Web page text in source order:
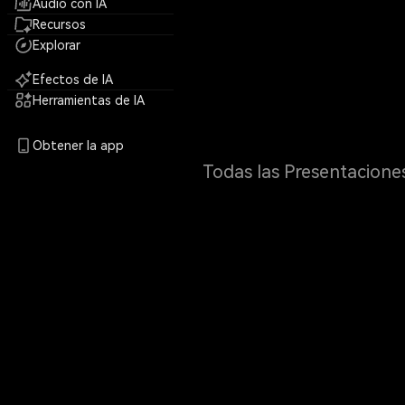
Audio con IA
Recursos
Explorar
Efectos de IA
Herramientas de IA
Obtener la app
Todas las